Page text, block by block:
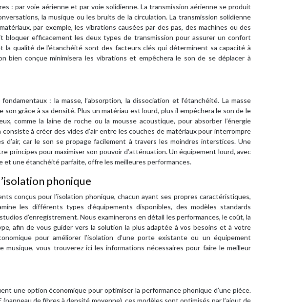
: par voie aérienne et par voie solidienne. La transmission aérienne se produit
la musique ou les bruits de la circulation. La transmission solidienne
par exemple, les vibrations causées par des pas, des machines ou des
bloquer efficacement les deux types de transmission pour assurer un confort
la qualité de l’étanchéité sont des facteurs clés qui déterminent sa capacité à
bien conçue minimisera les vibrations et empêchera le son de se déplacer à
: la masse, l’absorption, la dissociation et l’étanchéité. La masse
son grâce à sa densité. Plus un matériau est lourd, plus il empêchera le son de le
comme la laine de roche ou la mousse acoustique, pour absorber l’énergie
à créer des vides d’air entre les couches de matériaux pour interrompre
d’air, car le son se propage facilement à travers les moindres interstices. Une
principes pour maximiser son pouvoir d’atténuation. Un équipement lourd, avec
une étanchéité parfaite, offre les meilleures performances.
phonique
conçus pour l’isolation phonique, chacun ayant ses propres caractéristiques,
les différents types d’équipements disponibles, des modèles standards
d’enregistrement. Nous examinerons en détail les performances, le coût, la
afin de vous guider vers la solution la plus adaptée à vos besoins et à votre
pour améliorer l’isolation d’une porte existante ou un équipement
vous trouverez ici les informations nécessaires pour faire le meilleur
une option économique pour optimiser la performance phonique d’une pièce.
de fibres à densité moyenne), ces modèles sont optimisés par l’ajout de